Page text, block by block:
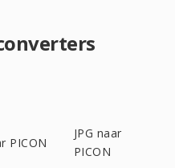
PICON
JPG naar
PICON